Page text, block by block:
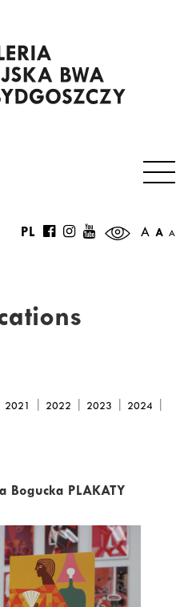
A A A
PL
2021 2022 2023 2024
Bogucka PLAKATY